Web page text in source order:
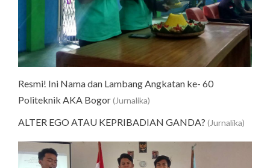
Resmi! Ini Nama dan Lambang Angkatan ke- 60
Politeknik AKA Bogor(Jurnalika)
ALTER EGO ATAU KEPRIBADIAN GANDA? (Jurnalika)